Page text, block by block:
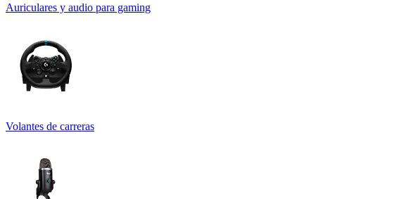
Auriculares y audio para gaming
Volantes de carreras